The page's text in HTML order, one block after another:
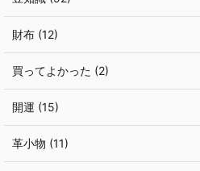
財布 (12)
買ってよかった (2)
開運 (15)
革小物 (11)